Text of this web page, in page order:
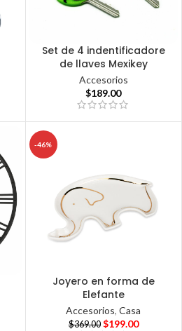
Set de 4 indentificadore
de llaves Mexikey
Accesorios
$189.00
-46%
Joyero en forma de
Elefante
Accesorios,Casa
$369.00 $199.00